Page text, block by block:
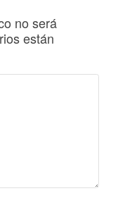
no será
están